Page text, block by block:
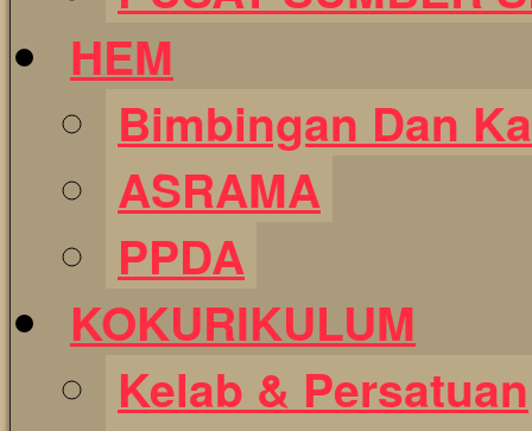
HEM
Bimbingan Dan
ASRAMA
PPDA
KOKURIKULUM
Kelab & Persatuan